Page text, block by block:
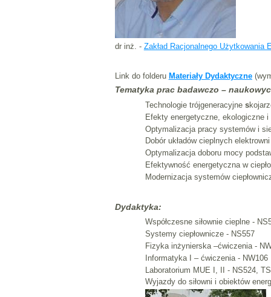
dr inż. - Zakład Racjonalnego Użytkowania
Link do folderu Materiały Dydaktyczne
Tematyka prac badawczo –
Technologie trójgeneracyjne s
Efekty energetyczne, ekologiczne
Optymalizacja pracy systemów i
Dobór układów cieplnych
Optymalizacja doboru mocy
Efektywność energetyczna w
Modernizacja systemów
Dydaktyka:
Współczesne siłownie cieplne -
Systemy ciepłownicze - NS557
Fizyka inżynierska –ćwiczenia -
Informatyka I – ćwiczenia - NW106
Laboratorium MUE I, II - NS524,
Wyjazdy do siłowni i obiektów